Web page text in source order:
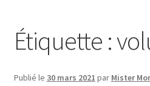
Étiquette :
Publié le 30 mars 2021 par Mister